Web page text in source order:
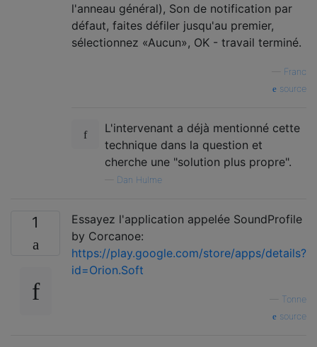
l'anneau général), Son de notification par
défaut, faites défiler jusqu'au premier,
sélectionnez «Aucun», OK - travail terminé.
Franc
source
L'intervenant a déjà mentionné cette
technique dans la question et
cherche une "solution plus propre".
Dan Hulme
1
Essayez l'application appelée SoundProfile
by Corcanoe:
https://play.google.com/store/apps/details?
id=Orion.Soft
Tonne
source